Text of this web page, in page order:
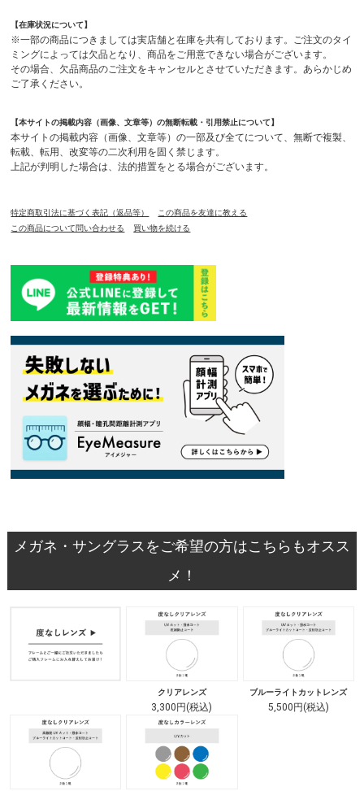
【在庫状況について】
※一部の商品につきましては実店舗と在庫を共有しております。ご注文のタイ
ミングによっては欠品となり、商品をご用意できない場合がございます。
その場合、欠品商品のご注文をキャンセルとさせていただきます。あらかじめ
ご了承ください。
【本サイトの掲載内容（画像、文章等）の無断転載・引用禁止について】
本サイトの掲載内容（画像、文章等）の一部及び全てについて、無断で複製、
転載、転用、改変等の二次利用を固く禁じます。
上記が判明した場合は、法的措置をとる場合がございます。
特定商取引法に基づく表記（返品等）
この商品を友達に教える
この商品について問い合わせる
買い物を続ける
メガネ・サングラスをご希望の方はこちらもオスス
メ！
クリアレンズ
3,300円(税込)
ブルーライトカットレンズ
5,500円(税込)